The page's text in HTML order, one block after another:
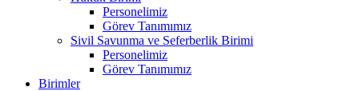
Personelimiz
Görev Tanımımız
Sivil Savunma ve Seferberlik Birimi
Personelimiz
Görev Tanımımız
Birimler